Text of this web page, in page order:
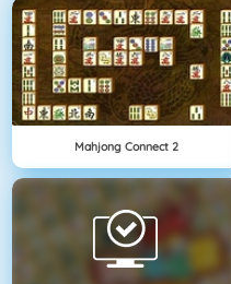
Mahjong Connect 2